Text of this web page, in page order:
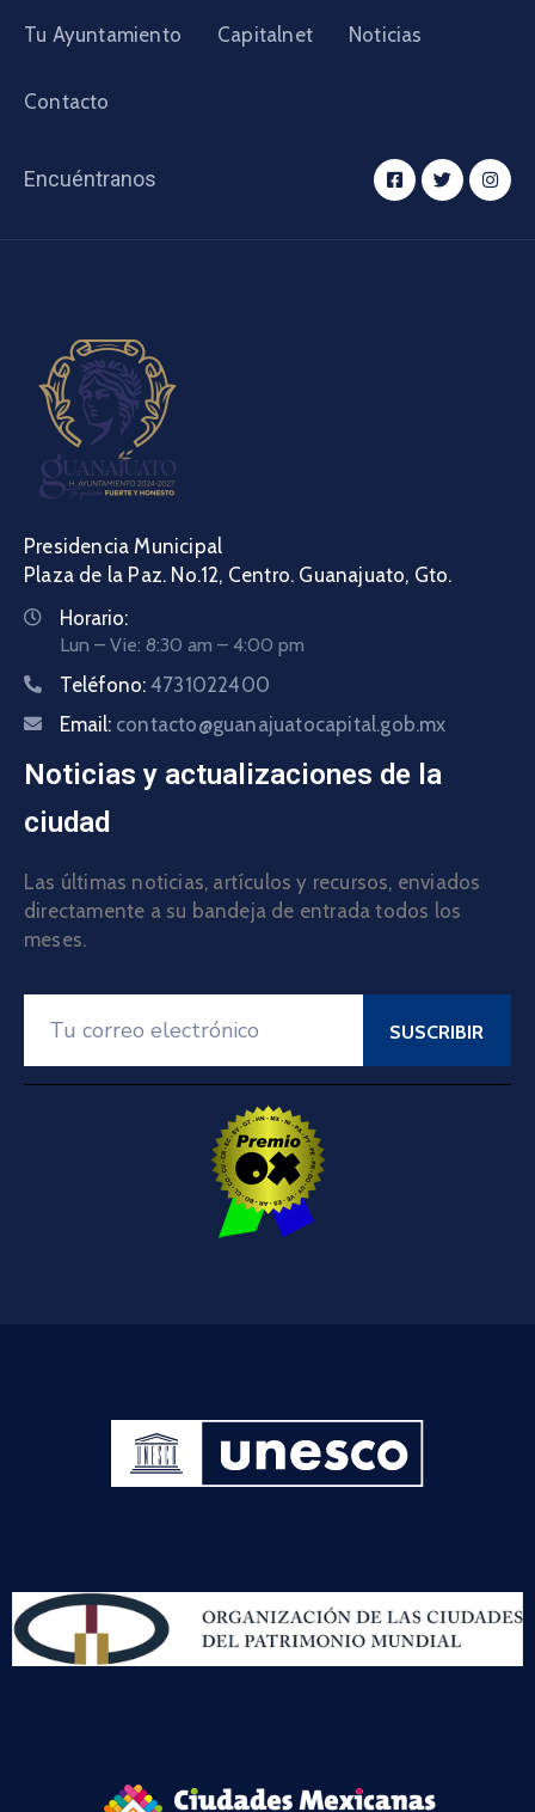
Tu Ayuntamiento Capitalnet Noticias
Contacto
Encuéntranos
Presidencia Municipal
Plaza de la Paz. No.12, Centro. Guanajuato, Gto.
Horario:
Lun – Vie: 8:30 am – 4:00 pm
Teléfono: 4731022400
Email: contacto@guanajuatocapital.gob.mx
Noticias y actualizaciones de la
ciudad
Las últimas noticias, artículos y recursos, enviados
directamente a su bandeja de entrada todos los
meses.